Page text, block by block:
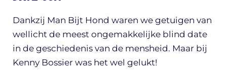
Dankzij Man Bijt Hond waren we getuigen van
wellicht de meest ongemakkelijke blind date
in de geschiedenis van de mensheid. Maar bij
Kenny Bossier was het wel gelukt!